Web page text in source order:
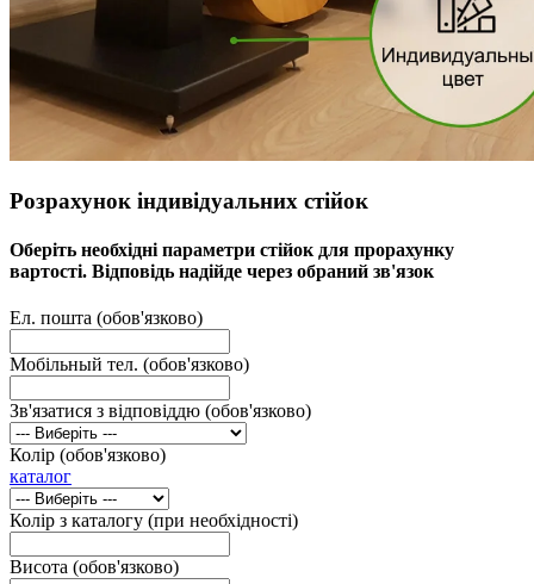
Розрахунок індивідуальних стійок
Оберіть необхідні параметри стійок для прорахунку
вартості. Відповідь надійде через обраний зв'язок
Ел. пошта (обов'язково)
Мобільный тел. (обов'язково)
Зв'язатися з відповіддю (обов'язково)
Колір (обов'язково)
каталог
Колір з каталогу (при необхідності)
Висота (обов'язково)